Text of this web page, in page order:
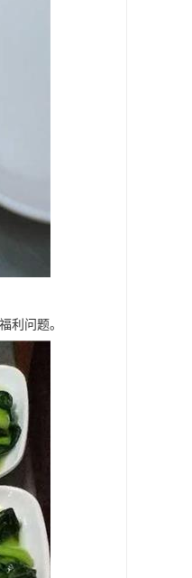
利问题。